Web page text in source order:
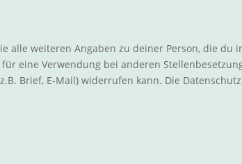
alle weiteren Angaben zu deiner Person, die
eine Verwendung bei anderen
Brief, E-Mail) widerrufen kann. Die